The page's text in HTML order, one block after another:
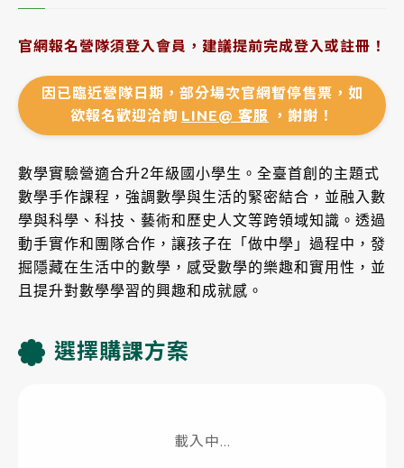
官網報名營隊須登入會員，建議提前完成登入或註冊！
因已臨近營隊日期，部分場次官網暫停售票，如
欲報名歡迎洽詢 LINE@ 客服 ，謝謝！
數學實驗營適合升2年級國小學生。 全臺首創的主題式
數學手作課程，強調數學與生活的緊密結合，並融入數
學與科學、科技、藝術和歷史人文等跨領域知識。透過
動手實作和團隊合作，讓孩子在「做中學」過程中，發
掘隱藏在生活中的數學，感受數學的樂趣和實用性，並
且提升對數學學習的興趣和成就感。
選擇購課方案
載入中...